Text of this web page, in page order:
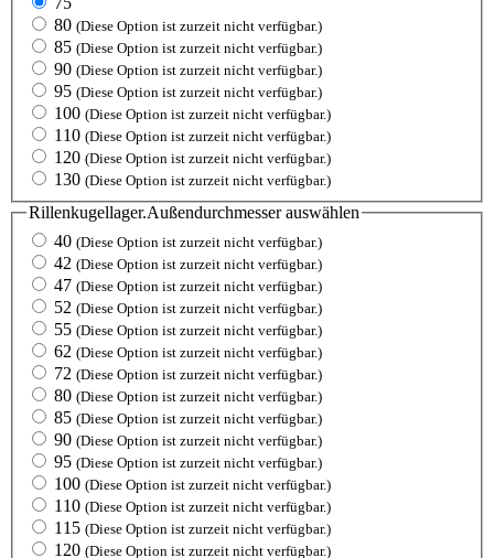
80 (Diese Option ist zurzeit nicht verfügbar.)
85 (Diese Option ist zurzeit nicht verfügbar.)
90 (Diese Option ist zurzeit nicht verfügbar.)
95 (Diese Option ist zurzeit nicht verfügbar.)
100 (Diese Option ist zurzeit nicht verfügbar.)
110 (Diese Option ist zurzeit nicht verfügbar.)
120 (Diese Option ist zurzeit nicht verfügbar.)
130 (Diese Option ist zurzeit nicht verfügbar.)
Rillenkugellager.Außendurchmesserauswählen
40 (Diese Option ist zurzeit nicht verfügbar.)
42 (Diese Option ist zurzeit nicht verfügbar.)
47 (Diese Option ist zurzeit nicht verfügbar.)
52 (Diese Option ist zurzeit nicht verfügbar.)
55 (Diese Option ist zurzeit nicht verfügbar.)
62 (Diese Option ist zurzeit nicht verfügbar.)
72 (Diese Option ist zurzeit nicht verfügbar.)
80 (Diese Option ist zurzeit nicht verfügbar.)
85 (Diese Option ist zurzeit nicht verfügbar.)
90 (Diese Option ist zurzeit nicht verfügbar.)
95 (Diese Option ist zurzeit nicht verfügbar.)
100 (Diese Option ist zurzeit nicht verfügbar.)
110 (Diese Option ist zurzeit nicht verfügbar.)
115 (Diese Option ist zurzeit nicht verfügbar.)
120 (Diese Option ist zurzeit nicht verfügbar.)